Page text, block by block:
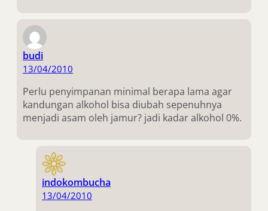
budi
13/04/2010
Perlu penyimpanan minimal berapa lama agar
kandungan alkohol bisa diubah sepenuhnya
menjadi asam oleh jamur? jadi kadar alkohol 0%.
indokombucha
13/04/2010